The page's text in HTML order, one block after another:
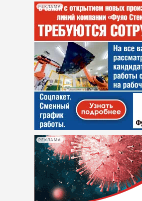
РЕКЛАМА
РЕКЛАМА